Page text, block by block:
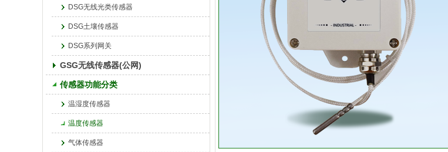
DSG无线光类传感器
DSG土壤传感器
DSG系列网关
GSG无线传感器(公网)
传感器功能分类
温湿度传感器
温度传感器
气体传感器